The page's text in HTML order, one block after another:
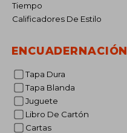
Tiempo
Calificadores De Estilo
ENCUADERNACIÓN
Tapa Dura
Tapa Blanda
Juguete
Libro De Cartón
Cartas